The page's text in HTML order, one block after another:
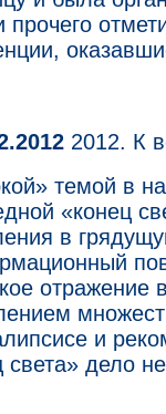
прочего
2012. К
темой в
«конец
в
отражение
и
света» дело